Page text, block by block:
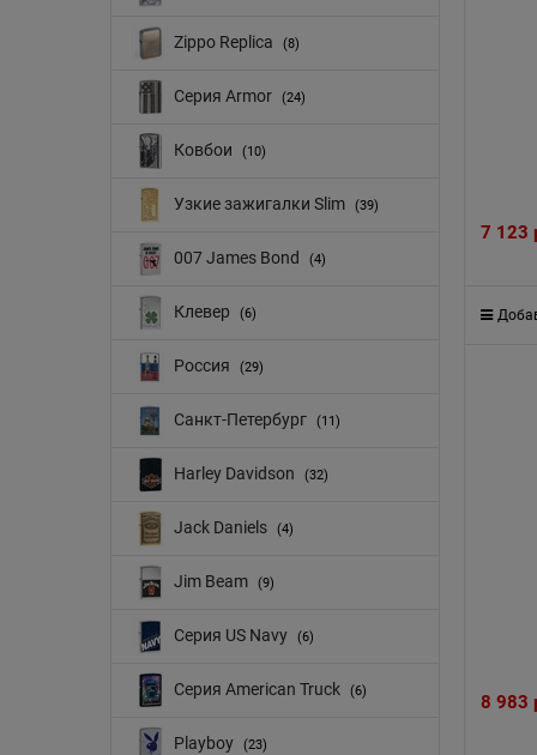
Zippo Replica (8)
Серия Armor (24)
Ковбои (10)
Узкие зажигалки Slim (39)
007 James Bond (4)
Клевер (6)
Россия (29)
Санкт-Петербург (11)
Harley Davidson (32)
Jack Daniels (4)
Jim Beam (9)
Серия US Navy (6)
Серия American Truck (6)
Playboy (23)
7 123
8 983